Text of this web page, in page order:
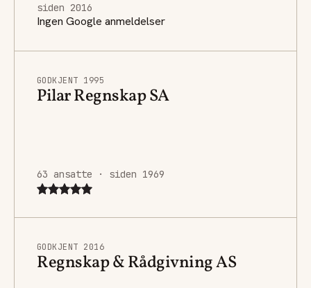
siden 2016
Ingen Google anmeldelser
GODKJENT 1995
Pilar Regnskap SA
63 ansatte · siden 1969
GODKJENT 2016
Regnskap & Rådgivning AS